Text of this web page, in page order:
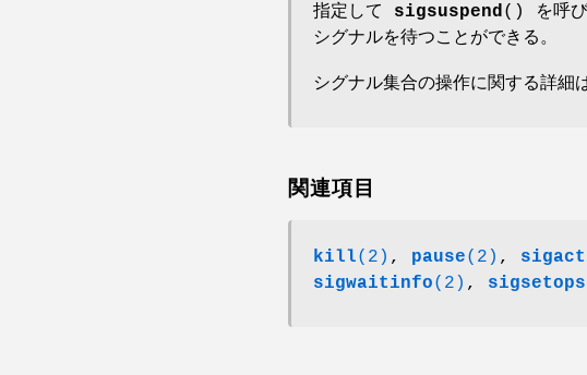
指定して sigsuspend() を呼び
シグナルを待つことができる。
シグナル集合の操作に関する詳細
関連項目
kill(2) , pause(2) ,
sigwaitinfo(2) , sigsetops